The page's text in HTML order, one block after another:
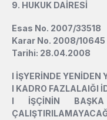
9. HUKUK DAİRESİ
Esas No. 2007/33518
Karar No. 2008/10645
Tarihi: 28.04.2008
l İŞYERİNDE
l KADRO FAZLALAIĞI
l İŞÇİNİN